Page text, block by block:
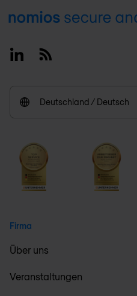
Footer
LinkedinRSS
Deutschland / Deutsch
Firma
Über uns
Veranstaltungen